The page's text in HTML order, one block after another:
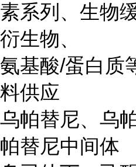
素系列、生物
衍生物、
氨基酸/蛋白质
料供应
乌帕替尼、乌
帕替尼中间体